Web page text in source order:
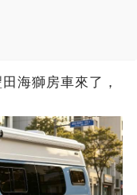
海獅房車來了，